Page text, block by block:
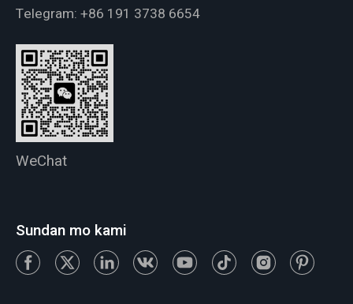
Telegram: +86 191 3738 6654
WeChat
Sundan mo kami